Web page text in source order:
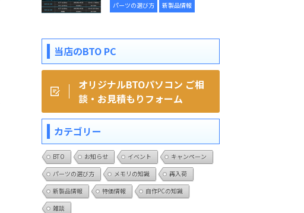
パーツの選び方 新製品情報
当店のBTO PC
オリジナルBTOパソコン ご相
談・お見積もりフォーム
カテゴリー
BTO お知らせ イベント
キャンペーン
パーツの選び方
メモリの知識
再入荷
新製品情報
特価情報
自作PCの知識
雑談